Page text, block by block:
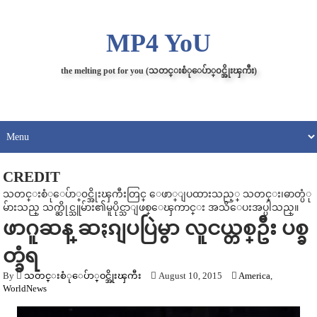
MP4 YoU
the melting pot for you (သတင္းစံုေပ်ာ္၀င္အိုးၾကီး)
CREDIT
သတင္းစံုေပ်ာ္၀င္အိုးၾကီးတြင္ ေဖာ္ျပထားသည့္ သတင္း၊ဓာတ္ပံု
မ်ားသည္ သက္ဆိုင္သူမ်ား၏မူပိုင္သာျဖစ္ေၾကာင္း အသိေပးအပ္ပါသည္။
ဖာဂူဆန္ ဆႏၵျပပြဲမွာ လူငယ္တစ္ဦး ပစ္ခ
တ္ခံရ
By သတင္းစံုေပ်ာ္၀င္အိုးၾကီး August 10, 2015 America,
WorldNews